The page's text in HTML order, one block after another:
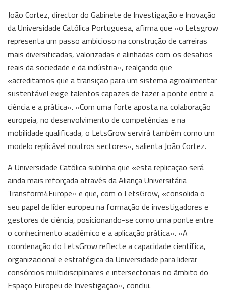
João Cortez, director do Gabinete de Investigação e Inovação
da Universidade Católica Portuguesa, afirma que «o Letsgrow
representa um passo ambicioso na construção de carreiras
mais diversificadas, valorizadas e alinhadas com os desafios
reais da sociedade e da indústria», realçando que
«acreditamos que a transição para um sistema agroalimentar
sustentável exige talentos capazes de fazer a ponte entre a
ciência e a prática». «Com uma forte aposta na colaboração
europeia, no desenvolvimento de competências e na
mobilidade qualificada, o LetsGrow servirá também como um
modelo replicável noutros sectores», salienta João Cortez.
A Universidade Católica sublinha que «esta replicação será
ainda mais reforçada através da Aliança Universitária
Transform4Europe» e que, com o LetsGrow, «consolida o
seu papel de líder europeu na formação de investigadores e
gestores de ciência, posicionando-se como uma ponte entre
o conhecimento académico e a aplicação prática». «A
coordenação do LetsGrow reflecte a capacidade científica,
organizacional e estratégica da Universidade para liderar
consórcios multidisciplinares e intersectoriais no âmbito do
Espaço Europeu de Investigação», conclui.